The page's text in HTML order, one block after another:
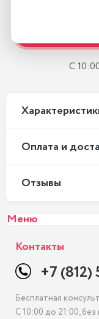
С
Оплата и
Отзывы
Меню
Контакты
+7 (812)
Бесплатная
С 10:00 до 21:00,